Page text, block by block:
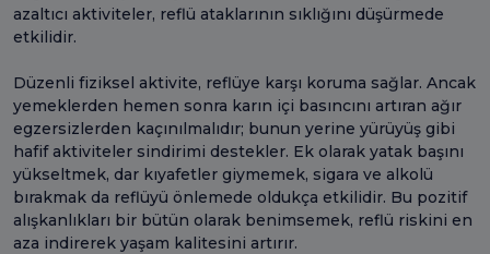
azaltıcı aktiviteler, reflü ataklarının sıklığını düşürmede
etkilidir.
Düzenli fiziksel aktivite, reflüye karşı koruma sağlar. Ancak
yemeklerden hemen sonra karın içi basıncını artıran ağır
egzersizlerden kaçınılmalıdır; bunun yerine yürüyüş gibi
hafif aktiviteler sindirimi destekler. Ek olarak yatak başını
yükseltmek, dar kıyafetler giymemek, sigara ve alkolü
bırakmak da reflüyü önlemede oldukça etkilidir. Bu pozitif
alışkanlıkları bir bütün olarak benimsemek, reflü riskini en
aza indirerek yaşam kalitesini artırır.